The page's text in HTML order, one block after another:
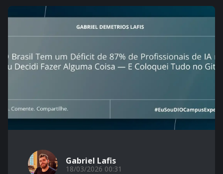
Gabriel Lafis
18/03/2026 00:31